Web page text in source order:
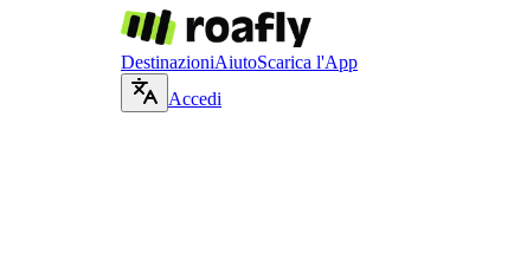
DestinazioniAiutoScarica l'App
Accedi